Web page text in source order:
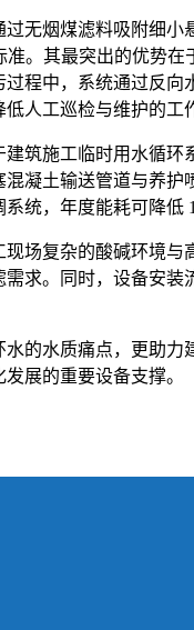
无烟煤滤料吸附细
。其最突出的优势
程中，系统通过反
人工巡检与维护的工
筑施工临时用水循
凝土输送管道与养
统，年度能耗可降低
场复杂的酸碱环境
求。同时，设备安
的水质痛点，更助
展的重要设备支撑。